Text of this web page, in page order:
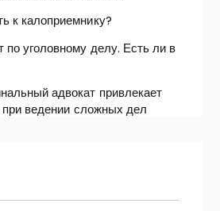
к калоприемнику?
по уголовному делу. Есть ли в
адвокат привлекает
при ведении сложных дел